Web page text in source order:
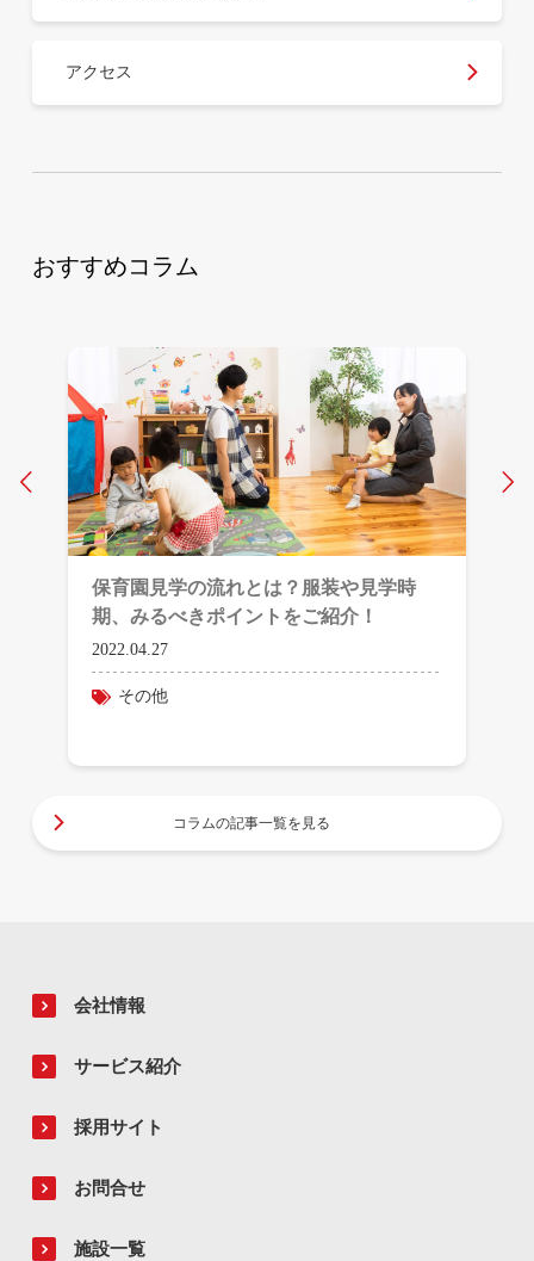
アクセス
おすすめコラム
保育園見学の流れとは？服装や見学時
期、みるべきポイントをご紹介！
2022.04.27
その他
コラムの記事一覧を見る
会社情報
サービス紹介
採用サイト
お問合せ
施設一覧